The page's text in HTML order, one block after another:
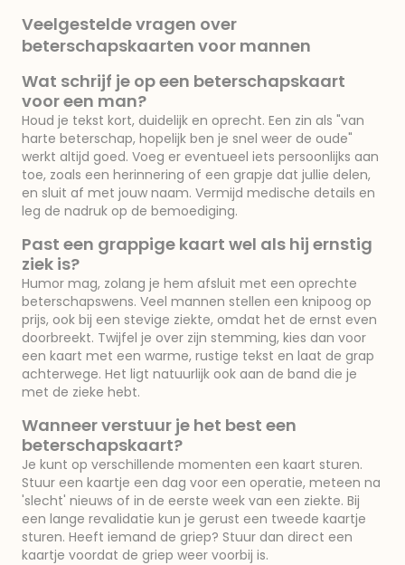
Veelgestelde vragen over
beterschapskaarten voor mannen
Wat schrijf je op een beterschapskaart
voor een man?
Houd je tekst kort, duidelijk en oprecht. Een zin als "van
harte beterschap, hopelijk ben je snel weer de oude"
werkt altijd goed. Voeg er eventueel iets persoonlijks aan
toe, zoals een herinnering of een grapje dat jullie delen,
en sluit af met jouw naam. Vermijd medische details en
leg de nadruk op de bemoediging.
Past een grappige kaart wel als hij ernstig
ziek is?
Humor mag, zolang je hem afsluit met een oprechte
beterschapswens. Veel mannen stellen een knipoog op
prijs, ook bij een stevige ziekte, omdat het de ernst even
doorbreekt. Twijfel je over zijn stemming, kies dan voor
een kaart met een warme, rustige tekst en laat de grap
achterwege. Het ligt natuurlijk ook aan de band die je
met de zieke hebt.
Wanneer verstuur je het best een
beterschapskaart?
Je kunt op verschillende momenten een kaart sturen.
Stuur een kaartje een dag voor een operatie, meteen na
'slecht' nieuws of in de eerste week van een ziekte. Bij
een lange revalidatie kun je gerust een tweede kaartje
sturen. Heeft iemand de griep? Stuur dan direct een
kaartje voordat de griep weer voorbij is.